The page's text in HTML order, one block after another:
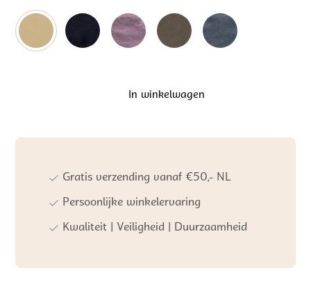
In winkelwagen
Gratis verzending vanaf €50,- NL
Persoonlijke winkelervaring
Kwaliteit | Veiligheid | Duurzaamheid